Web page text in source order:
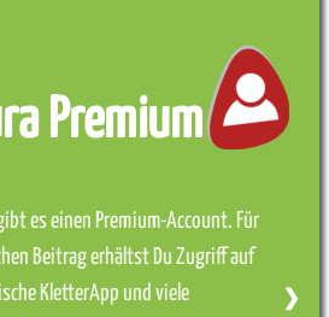
Premium
es einen Premium-Account. Für
Beitrag erhältst Du Zugriff auf
KletterApp und viele
❯